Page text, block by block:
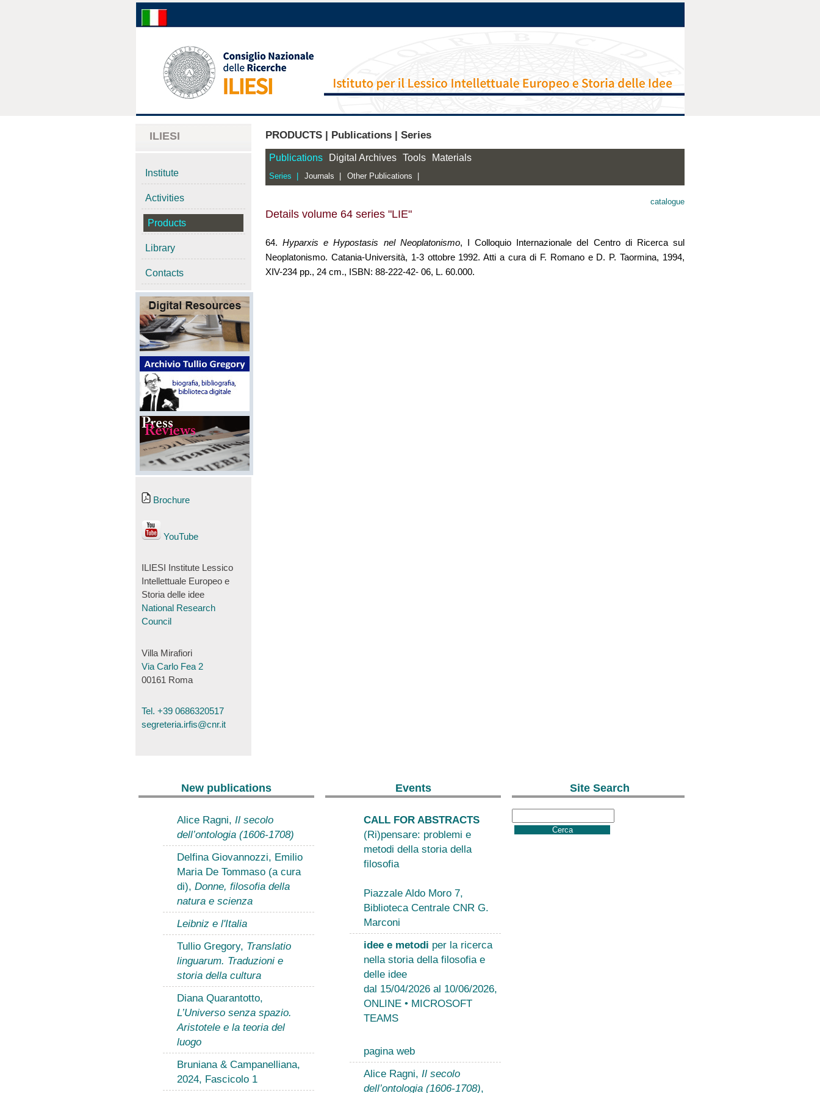
ILIESI
Institute
Activities
Products
Library
Contacts
Brochure
YouTube
ILIESI Institute Lessico
Intellettuale Europeo e
Storia delle idee
National Research
Council
Villa Mirafiori
Via Carlo Fea 2
00161 Roma
Tel. +39 0686320517
segreteria.irfis@cnr.it
PRODUCTS | Publications | Series
Publications Digital Archives Tools Materials
Series | Journals | Other Publications |
Details volume 64 series "LIE"
catalogue
64.Hyparxis e Hypostasis nel Neoplatonismo, I Colloquio Internazionale del Centro di Ricerca sul
Neoplatonismo. Catania-Università, 1-3 ottobre 1992. Atti a cura di F. Romano e D. P. Taormina, 1994,
XIV-234 pp., 24 cm., ISBN: 88-222-42- 06, L. 60.000.
New publications
Alice Ragni, Il secolo
dell’ontologia (1606-1708)
Delfina Giovannozzi, Emilio
Maria De Tommaso (a cura
di), Donne, filosofia della
natura e scienza
Leibniz e l'Italia
Tullio Gregory, Translatio
linguarum. Traduzioni e
storia della cultura
Diana Quarantotto,
L’Universo senza spazio.
Aristotele e la teoria del
luogo
Bruniana & Campanelliana,
2024, Fascicolo 1
Events
CALL FOR ABSTRACTS
(Ri)pensare: problemi e
metodi della storia della
filosofia
Piazzale Aldo Moro 7,
Biblioteca Centrale CNR G.
Marconi
idee e metodi per la ricerca
nella storia della filosofia e
delle idee
dal 15/04/2026 al 10/06/2026,
ONLINE • MICROSOFT
TEAMS
pagina web
Alice Ragni, Il secolo
dell’ontologia (1606-1708),
Site Search